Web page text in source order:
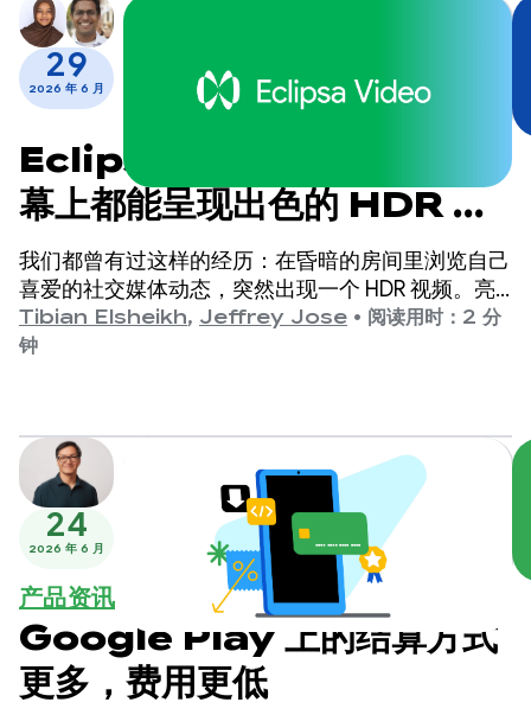
29
2026 年 6 月
Eclipsa Video：在任何屏
幕上都能呈现出色的 HDR 效
果
我们都曾有过这样的经历：在昏暗的房间里浏览自己
喜爱的社交媒体动态，突然出现一个 HDR 视频。亮
度非常高，以至于您不得不眯起眼睛，或者您发现自
己会调低屏幕亮度，只是为了看清字幕。
Tibian Elsheikh, Jeffrey Jose • 阅读用时：2 分
钟
24
2026 年 6 月
产品资讯
Google Play 上的结算方式
更多，费用更低